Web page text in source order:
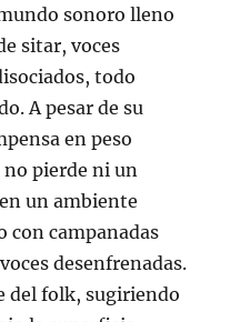
sonoro lleno
sitar, voces
todo
A pesar de su
en peso
pierde ni un
un ambiente
con campanadas
desenfrenadas.
del folk, sugiriendo